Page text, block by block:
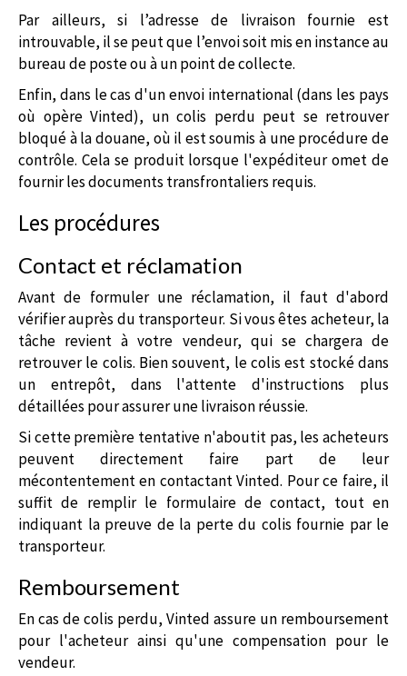
Par ailleurs, si l’adresse de livraison fournie est
introuvable, il se peut que l’envoi soit mis en instance au
bureau de poste ou à un point de collecte.
Enfin, dans le cas d'un envoi international (dans les pays
où opère Vinted), un colis perdu peut se retrouver
bloqué à la douane, où il est soumis à une procédure de
contrôle. Cela se produit lorsque l'expéditeur omet de
fournir les documents transfrontaliers requis.
Les procédures
Contact et réclamation
Avant de formuler une réclamation, il faut d'abord
vérifier auprès du transporteur. Si vous êtes acheteur, la
tâche revient à votre vendeur, qui se chargera de
retrouver le colis. Bien souvent, le colis est stocké dans
un entrepôt, dans l'attente d'instructions plus
détaillées pour assurer une livraison réussie.
Si cette première tentative n'aboutit pas, les acheteurs
peuvent directement faire part de leur
mécontentement en contactant Vinted. Pour ce faire, il
suffit de remplir le formulaire de contact, tout en
indiquant la preuve de la perte du colis fournie par le
transporteur.
Remboursement
En cas de colis perdu, Vinted assure un remboursement
pour l'acheteur ainsi qu'une compensation pour le
vendeur.